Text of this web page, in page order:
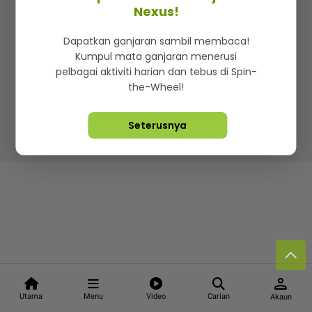
Utama Menu Video Carian
person
Akaun
Iklan di SMG360
Terma & Syarat Dasar Privasi
Lebih hot, viral dan sensasi
Hakcipta Terpelihara ©2026. Star Media Group Berhad
Nexus!
Dapatkan ganjaran sambil membaca!
Kumpul mata ganjaran menerusi
pelbagai aktiviti harian dan tebus di Spin-
the-Wheel!
Seterusnya